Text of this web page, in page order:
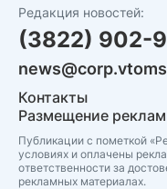
Редакция новостей:
(3822) 902-
Контакты
Размещение
Публикации с пометкой
условиях и оплачены
ответственности за
рекламных материалах.